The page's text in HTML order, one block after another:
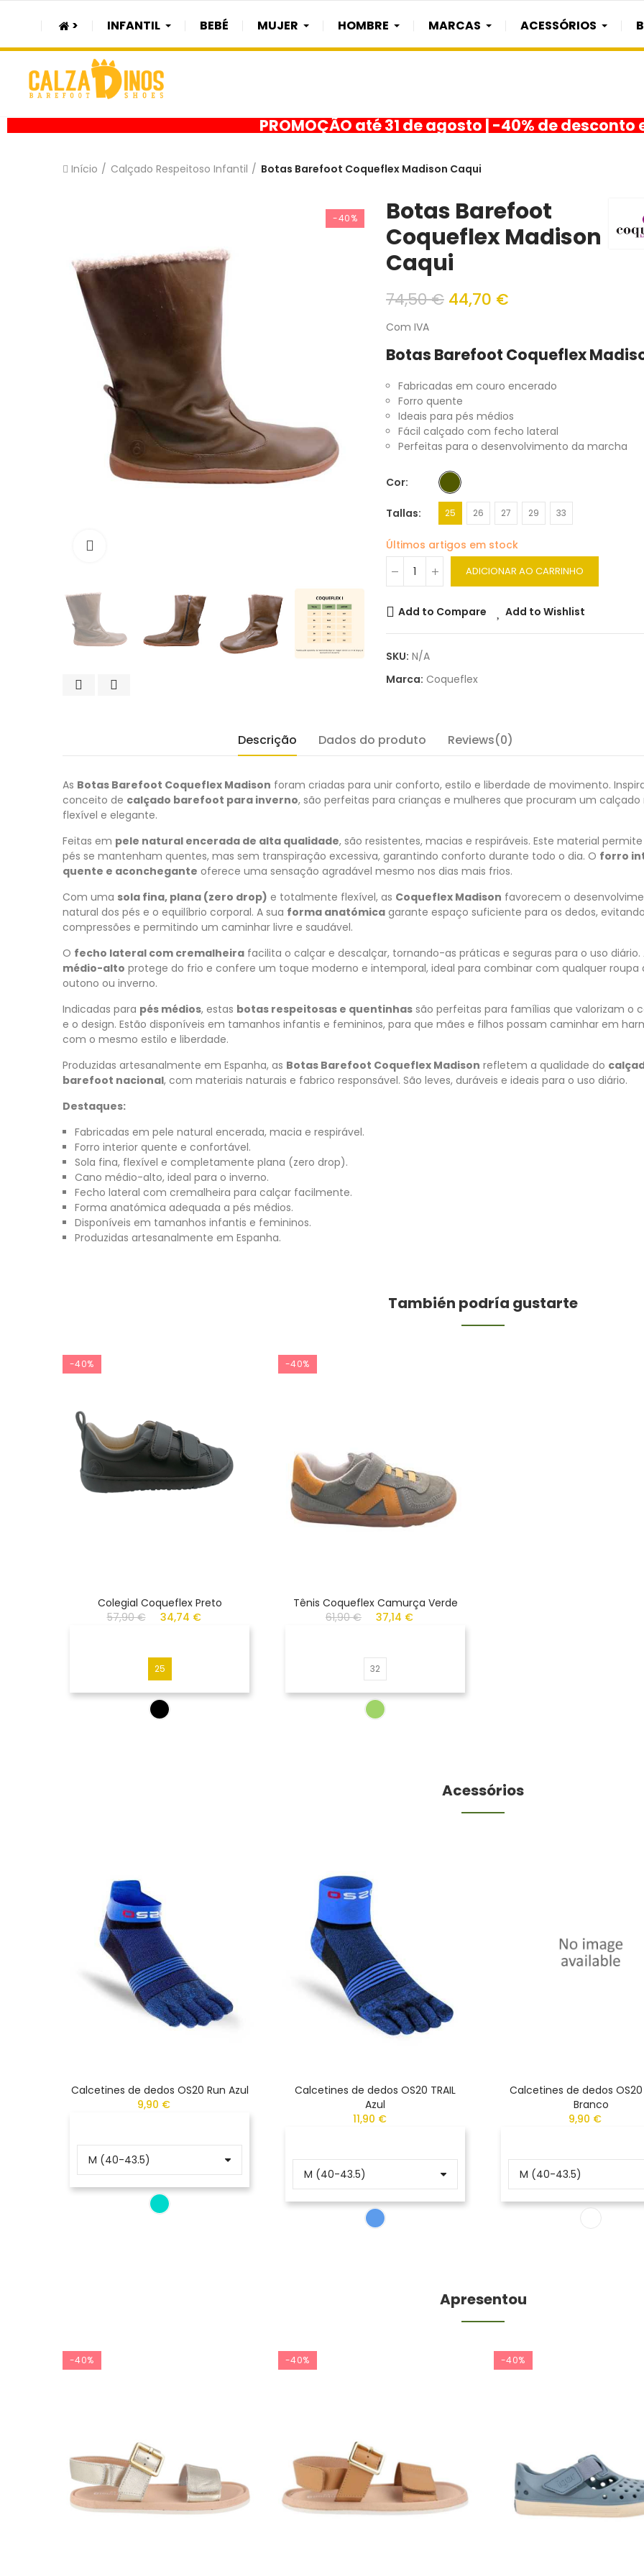
> INFANTIL BEBÉ MUJER HOMBRE MARCAS ACESSÓRIOS
PROMOÇÃO até 31 de agosto | -40% de desconto
Início Calçado Respeitoso Infantil Botas Barefoot Coqueflex Madison Caqui
-40%
Botas Barefoot
Coqueflex Madison
Caqui
74,50 € 44,70 €
Com IVA
Botas Barefoot Coqueflex
Fabricadas em couro encerado
Forro quente
Ideais para pés médios
Fácil calçado com fecho lateral
Perfeitas para o desenvolvimento da marcha
Cor
Tallas 25 26 27 29 33
Últimos artigos em stock
ADICIONAR AO CARRINHO
Add to Compare Add to Wishlist
SKU: N/A
Marca: Coqueflex
Descrição Dados do produto Reviews(0)
As Botas Barefoot Coqueflex Madison foram criadas para unir conforto, estilo e liberdade de movimento.
conceito de calçado barefoot para inverno, são perfeitas para crianças e mulheres que procuram um calçado
flexível e elegante.
Feitas em pele natural encerada de alta qualidade, são resistentes, macias e respiráveis. Este material
pés se mantenham quentes, mas sem transpiração excessiva, garantindo conforto durante todo o dia. O forro
quente e aconchegante oferece uma sensação agradável mesmo nos dias mais frios.
Com uma sola fina, plana (zero drop) e totalmente flexível, as Coqueflex Madison favorecem o
natural dos pés e o equilíbrio corporal. A sua forma anatómica garante espaço suficiente para os dedos,
compressões e permitindo um caminhar livre e saudável.
O fecho lateral com cremalheira facilita o calçar e descalçar, tornando-as práticas e seguras para o uso
médio-alto protege do frio e confere um toque moderno e intemporal, ideal para combinar com qualquer roupa
outono ou inverno.
Indicadas para pés médios, estas botas respeitosas e quentinhas são perfeitas para famílias que valorizam o
e o design. Estão disponíveis em tamanhos infantis e femininos, para que mães e filhos possam caminhar em
com o mesmo estilo e liberdade.
Produzidas artesanalmente em Espanha, as Botas Barefoot Coqueflex Madison refletem a qualidade do
barefoot nacional, com materiais naturais e fabrico responsável. São leves, duráveis e ideais para o uso diário.
Destaques:
Fabricadas em pele natural encerada, macia e respirável.
Forro interior quente e confortável.
Sola fina, flexível e completamente plana (zero drop).
Cano médio-alto, ideal para o inverno.
Fecho lateral com cremalheira para calçar facilmente.
Forma anatómica adequada a pés médios.
Disponíveis em tamanhos infantis e femininos.
Produzidas artesanalmente em Espanha.
También podría gustarte
-40%
Colegial Coqueflex Preto
57,90 €
34,74 €
25
-40%
Tênis Coqueflex Camurça Verde
61,90 €
37,14 €
32
Acessórios
Calcetines de dedos OS20 Run Azul
9,90 €
Calcetines de dedos OS20 TRAIL
Azul
11,90 €
Calcetines de dedos
Branco
9,90 €
Apresentou
-40% -40% -40%